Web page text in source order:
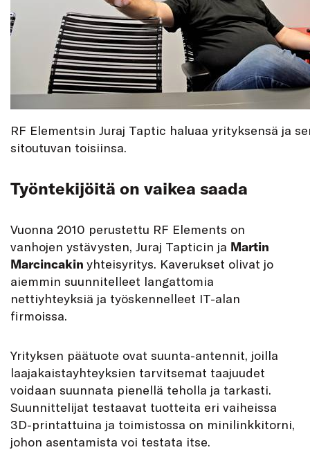
RF Elementsin Juraj Taptic haluaa yrityksensä ja
sitoutuvan toisiinsa.
Työntekijöitä on vaikea saada
Vuonna 2010 perustettu RF Elements on
vanhojen ystävysten, Juraj Tapticin ja Martin
Marcincakin yhteisyritys. Kaverukset olivat jo
aiemmin suunnitelleet langattomia
nettiyhteyksiä ja työskennelleet IT-alan
firmoissa.
Yrityksen päätuote ovat suunta-antennit, joilla
laajakaistayhteyksien tarvitsemat taajuudet
voidaan suunnata pienellä teholla ja tarkasti.
Suunnittelijat testaavat tuotteita eri vaiheissa
3D-printattuina ja toimistossa on minilinkkitorni,
johon asentamista voi testata itse.